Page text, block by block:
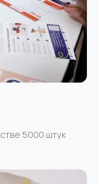
5000 штук